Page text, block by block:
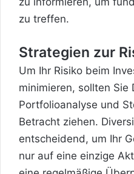
zu treffen.
Strategien zur
Um Ihr Risiko beim
minimieren, sollten Sie
Portfolioanalyse und
Betracht ziehen.
entscheidend, um Ihr
nur auf eine einzige